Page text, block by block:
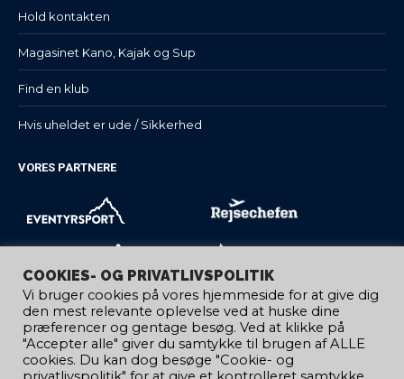
Hold kontakten
Magasinet Kano, Kajak og Sup
Find en klub
Hvis uheldet er ude / Sikkerhed
VORES PARTNERE
COOKIES- OG PRIVATLIVSPOLITIK
Vi bruger cookies på vores hjemmeside for at give dig
den mest relevante oplevelse ved at huske dine
præferencer og gentage besøg. Ved at klikke på
"Accepter alle" giver du samtykke til brugen af ​​ALLE
cookies. Du kan dog besøge "Cookie- og